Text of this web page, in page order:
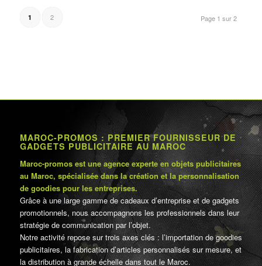
Page 1 sur 2
1 2
MAROC-PROMOS : PREMIER FOURNISSEUR DE
GADGETS PUBLICITAIRE AU MAROC
Maroc-promos est une agence experte en objets publicitaires
au Maroc, spécialisée dans la création et la personnalisation
de goodies pour les entreprises.
Grâce à une large gamme de cadeaux d’entreprise et de gadgets
promotionnels, nous accompagnons les professionnels dans leur
stratégie de communication par l’objet.
Notre activité repose sur trois axes clés : l’importation de goodies
publicitaires, la fabrication d’articles personnalisés sur mesure, et
la distribution à grande échelle dans tout le Maroc.